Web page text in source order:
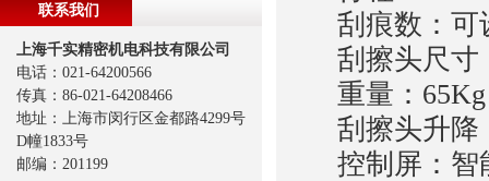
刮痕数：可
刮擦头尺寸
重量：65Kg
刮擦头升降
控制屏：智
联系我们
上海千实精密机电科技有限公司
电话：021-64200566
传真：86-021-64208466
地址：上海市闵行区金都路4299号
D幢1833号
邮编：201199